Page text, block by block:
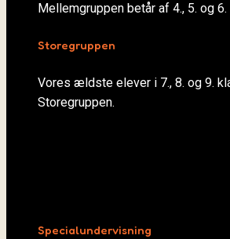
Mellemgruppen betår af 4., 5. og
Storegruppen
Vores ældste elever i 7., 8. og 9.
Storegruppen.
Specialundervisning